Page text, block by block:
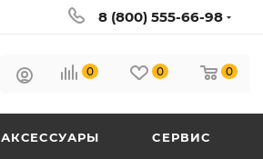
8 (800) 555-66-98
0 0 0
АКСЕССУАРЫ СЕРВИС